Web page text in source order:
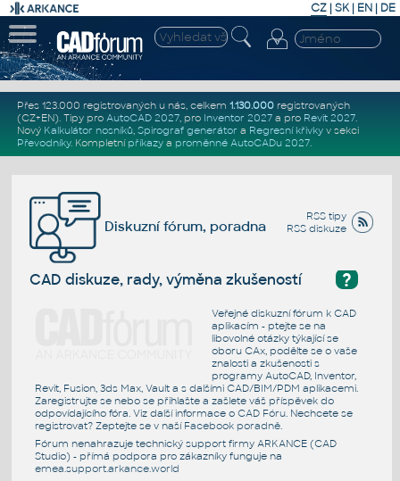
CZ | SK| EN | DE
Přes 123.000 registrovaných u nás, celkem 1.130.000registrovaných
(CZ+EN). Tipy pro AutoCAD 2027, pro Inventor 2027a pro Revit 2027.
Nový Kalkulátor nosníků, Spirograf generátor a Regresní křivkyv sekci
Převodníky. Kompletní příkazya proměnné AutoCADu 2027.
RSS tipy
RSS diskuze
Diskuzní fórum, poradna
?
CAD diskuze, rady, výměna zkušeností
Veřejné diskuzní fórum k CAD
aplikacím - ptejte se na
libovolné otázky týkající se
oboru CAx, podělte se o vaše
znalosti a zkušenosti s
programy AutoCAD, Inventor,
Revit, Fusion, 3ds Max, Vault a s dalšími CAD/BIM/PDM aplikacemi.
Zaregistrujte se nebo se přihlašte a zašlete váš příspěvek do
odpovídajícího fóra. Viz další informace o CAD Fóru. Nechcete se
registrovat? Zeptejte se v naší Facebook poradně.
Fórum nenahrazuje technický support firmy ARKANCE (CAD
Studio) - přímá podpora pro zákazníky funguje na
emea.support.arkance.world